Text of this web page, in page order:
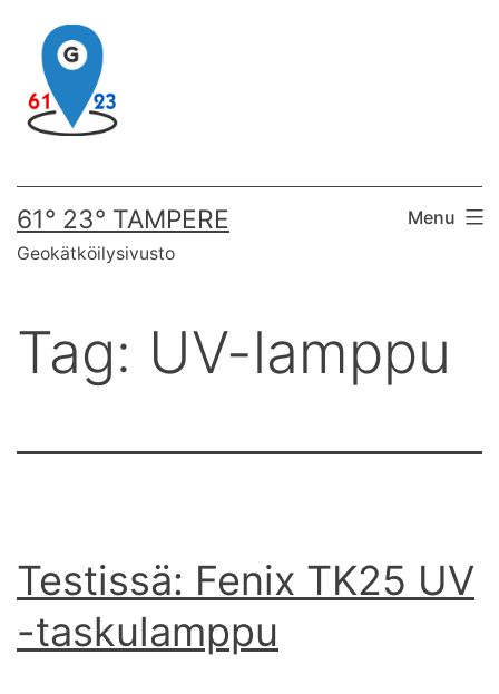
content
61° 23° TAMPERE
Geokätköilysivusto
Menu
Tag: UV-lamppu
Testissä: Fenix TK25 UV
-taskulamppu